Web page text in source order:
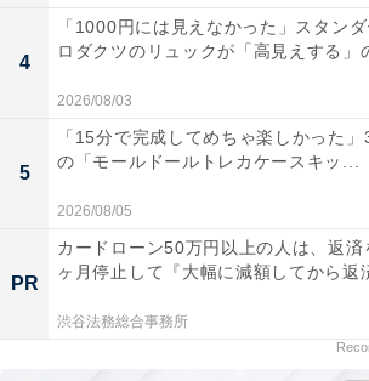
4
「1000円には見えなかった」スタン
ロダクツのリュックが「高見えする」
2026/08/03
5
「15分で完成してめちゃ楽しかった
の「モールドールトレカケースキッ...
2026/08/05
PR
カードローン50万円以上の人は、返済
ヶ月停止して『大幅に減額してから返
渋谷法務総合事務所